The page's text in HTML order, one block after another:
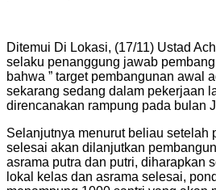
Ditemui Di Lokasi, (17/11) Ustad
selaku penanggung jawab
bahwa ” target pembangunan awal
sekarang sedang dalam pekerjaan
direncanakan rampung pada bulan
Selanjutnya menurut beliau setelah
selesai akan dilanjutkan
asrama putra dan putri, diharapkan
lokal kelas dan asrama selesai,